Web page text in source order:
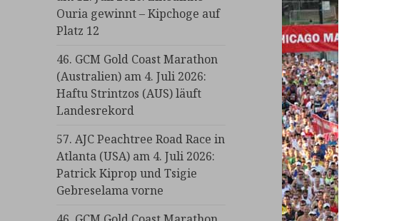
Ouria gewinnt – Kipchoge auf
Platz 12
46. GCM Gold Coast Marathon
(Australien) am 4. Juli 2026:
Haftu Strintzos (AUS) läuft
Landesrekord
57. AJC Peachtree Road Race in
Atlanta (USA) am 4. Juli 2026:
Patrick Kiprop und Tsigie
Gebreselama vorne